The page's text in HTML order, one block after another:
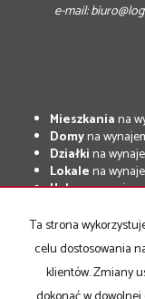
e-mail:
Mieszkaniana
Domyna
Działkina
Lokalena
Halena wynajem
Mieszkania
na
Domyna
Działkina
Lokalena
Ta strona
celu dostosowania
klientów. Zmiany